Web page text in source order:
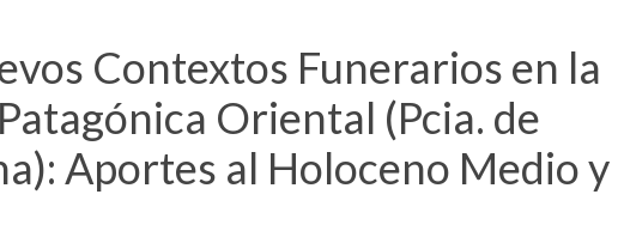
Contextos Funerarios en la
Oriental (Pcia. de
Aportes al Holoceno Medio y